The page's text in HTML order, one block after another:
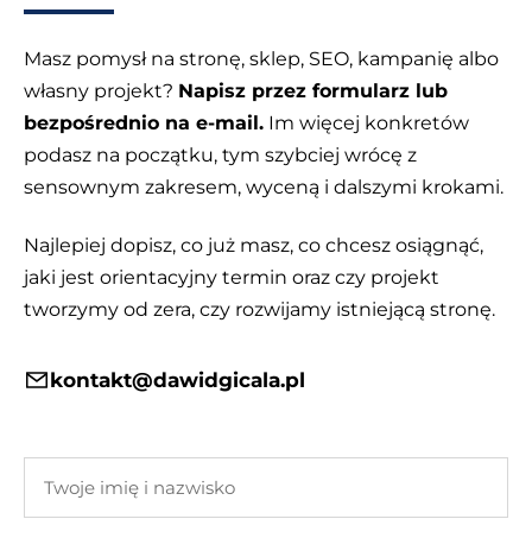
Masz pomysł na stronę, sklep, SEO, kampanię albo
własny projekt? Napisz przez formularz lub
bezpośrednio na e-mail. Im więcej konkretów
podasz na początku, tym szybciej wrócę z
sensownym zakresem, wyceną i dalszymi krokami.
Najlepiej dopisz, co już masz, co chcesz osiągnąć,
jaki jest orientacyjny termin oraz czy projekt
tworzymy od zera, czy rozwijamy istniejącą stronę.
kontakt@dawidgicala.pl
imię